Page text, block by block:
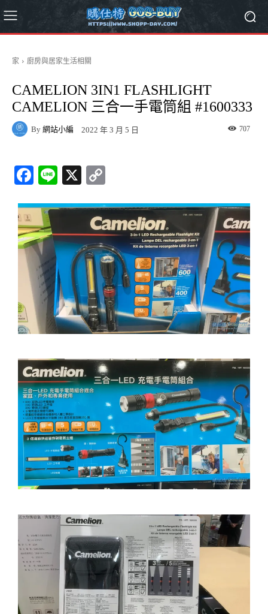
家 廚房與居家生活相關
CAMELION 3IN1 FLASHLIGHT
CAMELION 三合一手電筒組 #1600333
By 網站小編 2022 年 3 月 5 日 707
Fa
bo
ok
Li
X
y
Li
nk